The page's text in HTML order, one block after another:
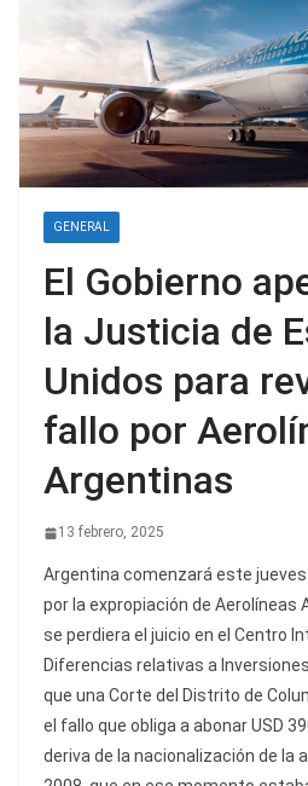
GENERAL
El Gobierno
la Justicia de
Unidos para
fallo por
Argentinas
13 febrero, 2025
Argentina comenzará este
por la expropiación de Aerolíneas
se perdiera el juicio en el Centro
Diferencias relativas a
que una Corte del Distrito de
el fallo que obliga a abonar USD
deriva de la nacionalización de la